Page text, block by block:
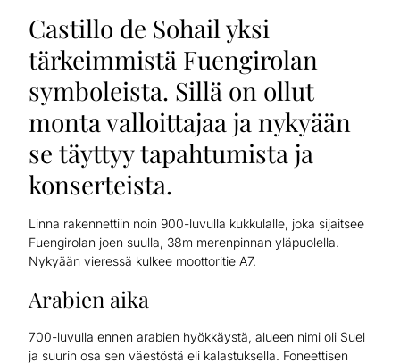
Castillo de Sohail yksi
tärkeimmistä Fuengirolan
symboleista. Sillä on ollut
monta valloittajaa ja nykyään
se täyttyy tapahtumista ja
konserteista.
Linna rakennettiin noin 900-luvulla kukkulalle, joka sijaitsee
Fuengirolan joen suulla, 38m merenpinnan yläpuolella.
Nykyään vieressä kulkee moottoritie A7.
Arabien aika
700-luvulla ennen arabien hyökkäystä, alueen nimi oli Suel
ja suurin osa sen väestöstä eli kalastuksella. Foneettisen